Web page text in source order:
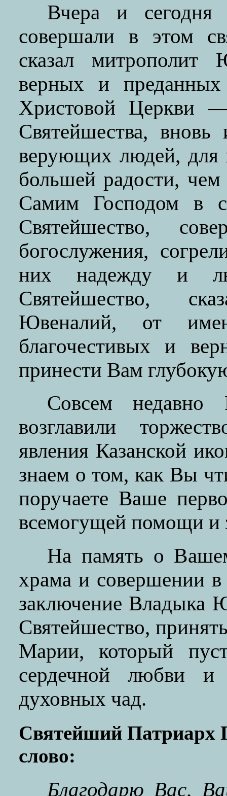
Вчера и
совершали в этом
сказал
верных и
Христовой Церкви
Святейшества,
верующих людей, для
большей радости,
Самим Господом в
Святейшество,
богослужения,
них надежду и
Святейшество,
Ювеналий, от
благочестивых и
принести Вам
Совсем недавно
возглавили
явления Казанской
знаем о том, как Вы
поручаете Ваше
всемогущей помощи и
На память о
храма и совершении в
заключение Владыка
Святейшество,
Марии, который
сердечной любви
духовных чад.
Святейший Патриарх
слово:
Благодарю Вас,